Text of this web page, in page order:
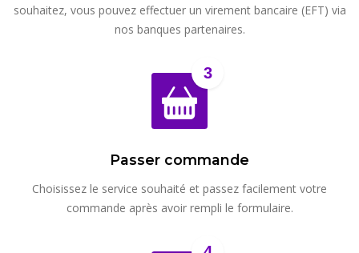
souhaitez, vous pouvez effectuer un virement bancaire (EFT) via
nos banques partenaires.
3
Passer commande
Choisissez le service souhaité et passez facilement votre
commande après avoir rempli le formulaire.